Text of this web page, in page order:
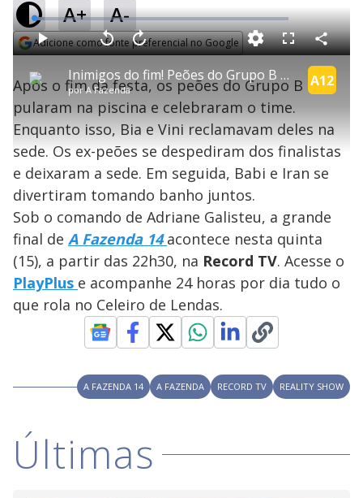
A+ A-
Adicione como fonte preferencial no Google
P
l
a
y
V
i
d
e
o
Inimigos do fim! Peões do Grupo B pulam na piscina após a festa | A Fazenda 14
porA Fazenda
A12
P V
t
a
r
1
e
g
n
d
s
A
n
ç
a
1
s
e
u
n
o
s
M
u
d
o
L
o
a
d
e
4
.
2
9
%
F
e
n
C
o
m
p
a
a
Após o fim da festa, os peões do Grupo B
pularam na piscina e celebraram o time.
Enquanto isso, Bia e Vini reclamavam deles na
sede. Os ex-peões se despediram dos finalistas
e deixaram a sede. Em seguida, Babi e Iran se
divertiram tomando banho juntos.
Sob o comando de Adriane Galisteu, a grande
final de A Fazenda 14acontece nesta quinta
(15), a partir das 22h30, na Record TV. Acesse o
PlayPlus e acompanhe 24 horas por dia tudo o
que rola no Celeiro de Lendas.
A FAZENDA 14 A FAZENDA RECORD TV REALITY SHOW
Últimas